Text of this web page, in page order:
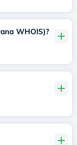
WHOIS)?